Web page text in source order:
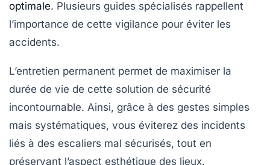
optimale. Plusieurs guides spécialisés rappellent
l’importance de cette vigilance pour éviter les
accidents.
L’entretien permanent permet de maximiser la
durée de vie de cette solution de sécurité
incontournable. Ainsi, grâce à des gestes simples
mais systématiques, vous éviterez des incidents
liés à des escaliers mal sécurisés, tout en
préservant l’aspect esthétique des lieux.